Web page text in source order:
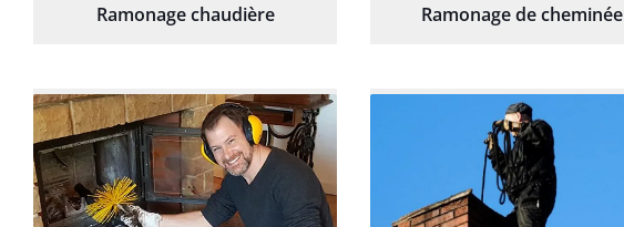
Ramonage chaudière Ramonage de cheminée